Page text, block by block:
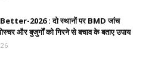
2026 : दो स्थानों पर BMD जांच
और बुजुर्गों को गिरने से बचाव के बताए उपाय